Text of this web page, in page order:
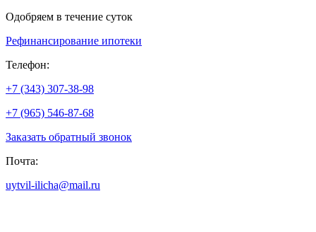
Одобряем в течение суток
Рефинансирование ипотеки
Телефон:
+7 (343) 307-38-98
+7 (965) 546-87-68
Заказать обратный звонок
Почта:
uytvil-ilicha@mail.ru